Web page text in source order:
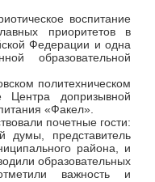
воспитание
приоритетов в
Федерации и одна
образовательной
политехническом
Центра допризывной
«Факел».
почетные гости:
думы, представитель
района, и
образовательных
важность и